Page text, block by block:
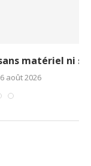
soutien, le...